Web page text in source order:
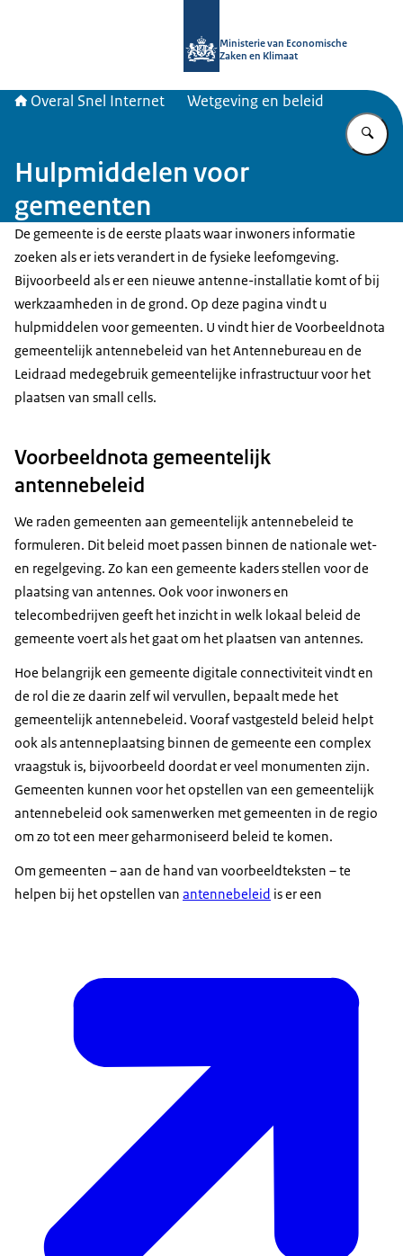
Ministerie van Economische
Zaken en Klimaat
Overal Snel Internet Wetgeving en beleid
Hulpmiddelen voor
gemeenten
De gemeente is de eerste plaats waar inwoners informatie
zoeken als er iets verandert in de fysieke leefomgeving.
Bijvoorbeeld als er een nieuwe antenne-installatie komt of bij
werkzaamheden in de grond. Op deze pagina vindt u
hulpmiddelen voor gemeenten. U vindt hier de Voorbeeldnota
gemeentelijk antennebeleid van het Antennebureau en de
Leidraad medegebruik gemeentelijke infrastructuur voor het
plaatsen van small cells.
Voorbeeldnota gemeentelijk
antennebeleid
We raden gemeenten aan gemeentelijk antennebeleid te
formuleren. Dit beleid moet passen binnen de nationale wet-
en regelgeving. Zo kan een gemeente kaders stellen voor de
plaatsing van antennes. Ook voor inwoners en
telecombedrijven geeft het inzicht in welk lokaal beleid de
gemeente voert als het gaat om het plaatsen van antennes.
Hoe belangrijk een gemeente digitale connectiviteit vindt en
de rol die ze daarin zelf wil vervullen, bepaalt mede het
gemeentelijk antennebeleid. Vooraf vastgesteld beleid helpt
ook als antenneplaatsing binnen de gemeente een complex
vraagstuk is, bijvoorbeeld doordat er veel monumenten zijn.
Gemeenten kunnen voor het opstellen van een gemeentelijk
antennebeleid ook samenwerken met gemeenten in de regio
om zo tot een meer geharmoniseerd beleid te komen.
Om gemeenten – aan de hand van voorbeeldteksten – te
helpen bij het opstellen van antennebeleid is er een